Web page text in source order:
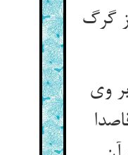
گرگ
وی